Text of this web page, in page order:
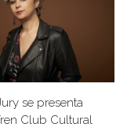
se presenta
Club Cultural